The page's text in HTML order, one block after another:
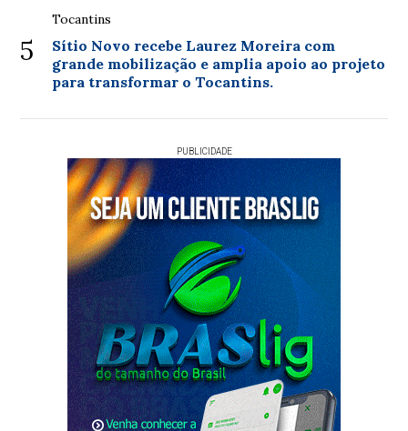
5
Tocantins
Sítio Novo recebe Laurez Moreira com
grande mobilização e amplia apoio ao projeto
para transformar o Tocantins.
PUBLICIDADE